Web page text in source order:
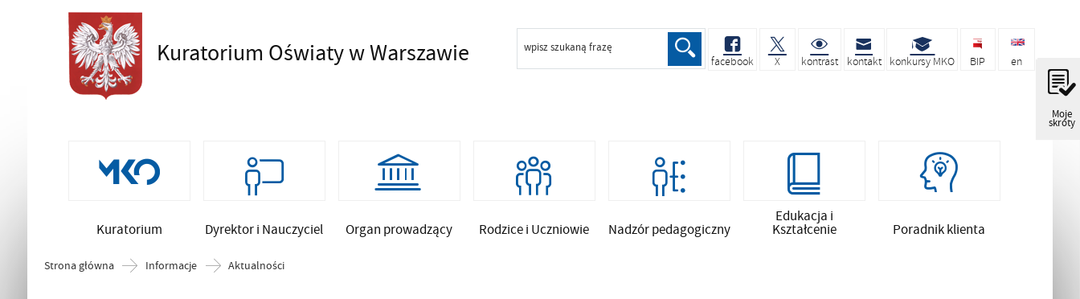
Moje
skróty
Kuratorium Oświatyw Warszawie wpisz szukaną frazę
Szukaj
facebook X kontrast kontakt konkursy MKO BIP en
Kuratorium Dyrektor i Nauczyciel Organ prowadzący Rodzice i Uczniowie Nadzór pedagogiczny
Edukacja i
Kształcenie Poradnik klienta
Strona główna Informacje Aktualności